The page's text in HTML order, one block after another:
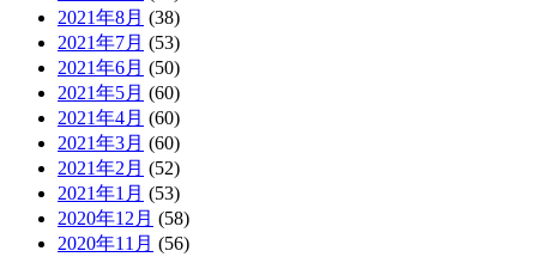
2021年8月 (38)
2021年7月 (53)
2021年6月 (50)
2021年5月 (60)
2021年4月 (60)
2021年3月 (60)
2021年2月 (52)
2021年1月 (53)
2020年12月 (58)
2020年11月 (56)